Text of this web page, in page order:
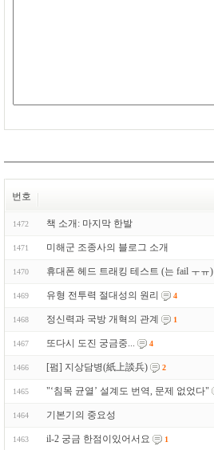
번호
1472 책 소개: 마지막 한발
1471 미해군 조종사의 블로그 소개
1470 휴대폰 헤드 트래킹 테스트 (는 fail ㅜㅠ)
1469 유형 전투력 절대성의 원리 4
1468 정신력과 국방 개혁의 관계 1
1467 또다시 도진 궁금중... 4
1466 [펌] 지상담병(紙上談兵) 2
1465 "‘침목 균열’ 설계도 번역, 문제 없었다"
1464 기본기의 중요성
1463 il-2 궁금 한점이있어서요 1